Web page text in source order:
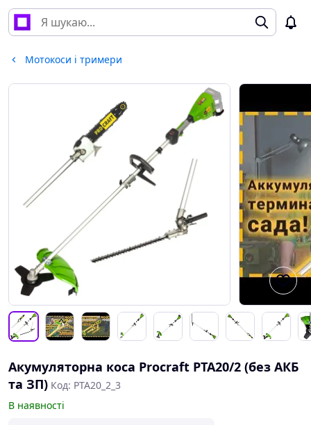
Мотокоси і тримери
Акумуляторна коса Procraft PTA20/2 (без АКБ
та ЗП) Код: PTA20_2_3
В наявності